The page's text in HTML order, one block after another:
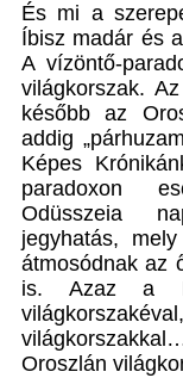
És mi a
Íbisz madár és
A vízöntő-
világkorszak.
később az
addig
Képes
paradoxon
Odüsszeia
jegyhatás,
átmosódnak az
is. Azaz a
Oroszlán